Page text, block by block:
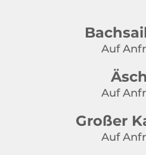
Auf
Auf
Großer
Auf